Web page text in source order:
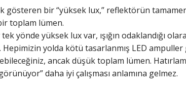
gösteren bir “yüksek lux,” reflektörün
toplam lümen.
yönde yüksek lux var, ışığın odaklandığı
Hepimizin yolda kötü tasarlanmış LED
ancak düşük toplam lümen.
daha iyi çalışması anlamına gelmez.